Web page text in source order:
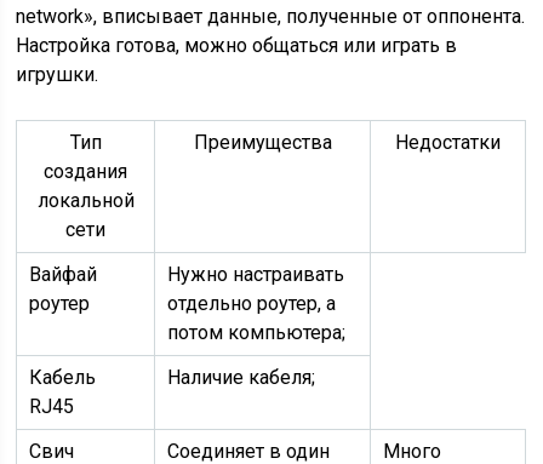
network», вписывает данные, полученные от оппонента.
Настройка готова, можно общаться или играть в
игрушки.
Тип
создания
локальной
сети
Преимущества Недостатки
Вайфай
роутер
Нужно настраивать
отдельно роутер, а
потом компьютера;
Кабель
RJ45
Наличие кабеля;
Свич Соединяет в один Много